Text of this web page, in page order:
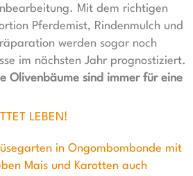
Mit dem richtigen
Pferdemist, Rindenmulch und
werden sogar noch
im nächsten Jahr prognostiziert.
Olivenbäume sind immer für eine
LEBEN!
in Ongombombonde mit
Mais und Karotten auch